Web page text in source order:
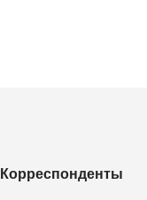
Корреспонденты